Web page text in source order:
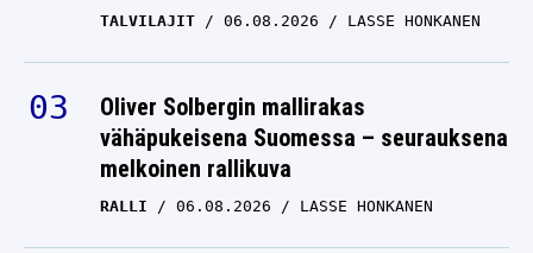
TALVILAJIT 06.08.2026 LASSE HONKANEN
Oliver Solbergin mallirakas
vähäpukeisena Suomessa – seurauksena
melkoinen rallikuva
RALLI 06.08.2026 LASSE HONKANEN